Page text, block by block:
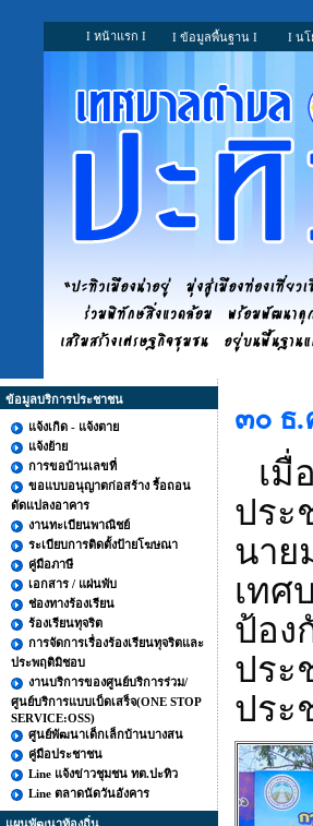
I หน้าแรก I I ข้อมูลพื้นฐาน I I นโ
ข้อมูลบริการประชาชน
แจ้งเกิด - แจ้งตาย
แจ้งย้าย
การขอบ้านเลขที่
ขอแบบอนุญาตก่อสร้าง รื้อถอน
ดัดแปลงอาคาร
งานทะเบียนพาณิชย์
ระเบียบการติดตั้งป้ายโฆษณา
คู่มือภาษี
เอกสาร / แผ่นพับ
ช่องทางร้องเรียน
ร้องเรียนทุจริต
การจัดการเรื่องร้องเรียนทุจริตและ
ประพฤติมิชอบ
งานบริการของศูนย์บริการร่วม/
ศูนย์บริการแบบเบ็ดเสร็จ(ONE STOP
SERVICE:OSS)
ศูนย์พัฒนาเด็กเล็กบ้านบางสน
คู่มือประชาชน
Line แจ้งข่าวชุมชน ทต.ปะทิว
Line ตลาดนัดวันอังคาร
๓๐ ธ.
เมื่
ประ
นาย
เทศ
ป้อง
ประ
ประ